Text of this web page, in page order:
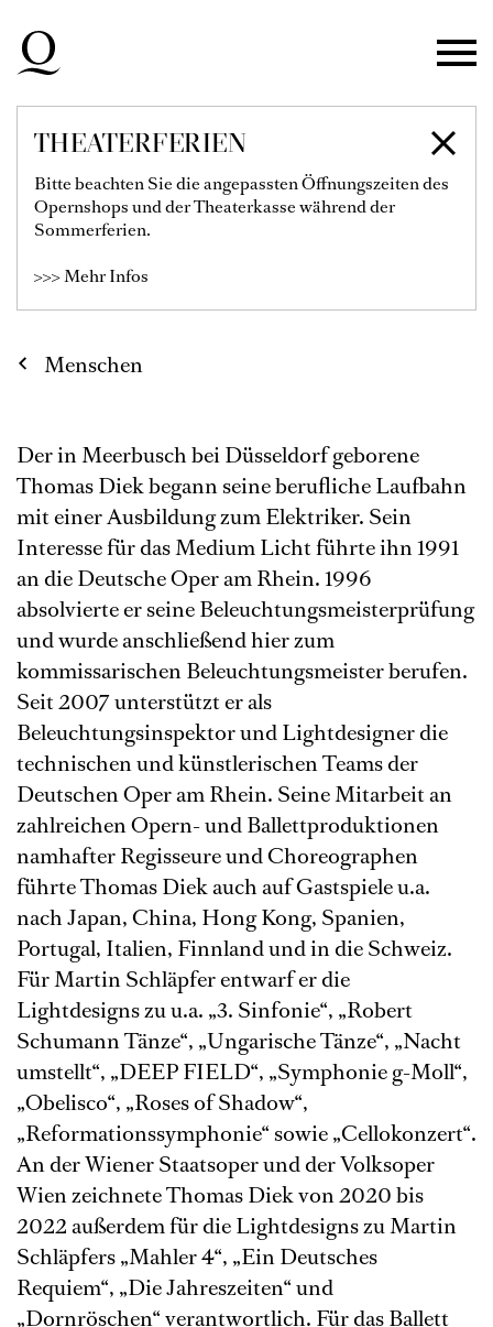
Zur Hauptnavigation springen
Zum Hauptinhalt springen
Zum Footer springen
THEATERFERIEN
Bitte beachten Sie die angepassten Öffnungszeiten des
Opernshops und der Theaterkasse während der
Sommerferien.
>>> Mehr Infos
THOMAS DIEK
Menschen
Der in Meerbusch bei Düsseldorf geborene
Thomas Diek begann seine berufliche Laufbahn
mit einer Ausbildung zum Elektriker. Sein
Interesse für das Medium Licht führte ihn 1991
an die Deutsche Oper am Rhein. 1996
absolvierte er seine Beleuchtungsmeisterprüfung
und wurde anschließend hier zum
kommissarischen Beleuchtungsmeister berufen.
Seit 2007 unterstützt er als
Beleuchtungsinspektor und Lightdesigner die
technischen und künstlerischen Teams der
Deutschen Oper am Rhein. Seine Mitarbeit an
zahlreichen Opern- und Ballettproduktionen
namhafter Regisseure und Choreographen
führte Thomas Diek auch auf Gastspiele u.a.
nach Japan, China, Hong Kong, Spanien,
Portugal, Italien, Finnland und in die Schweiz.
Für Martin Schläpfer entwarf er die
Lightdesigns zu u.a. „3. Sinfonie“, „Robert
Schumann Tänze“, „Ungarische Tänze“, „Nacht
umstellt“, „DEEP FIELD“, „Symphonie g-Moll“,
„Obelisco“, „Roses of Shadow“,
„Reformationssymphonie“ sowie „Cellokonzert“.
An der Wiener Staatsoper und der Volksoper
Wien zeichnete Thomas Diek von 2020 bis
2022 außerdem für die Lightdesigns zu Martin
Schläpfers „Mahler 4“, „Ein Deutsches
Requiem“, „Die Jahreszeiten“ und
„Dornröschen“ verantwortlich. Für das Ballett